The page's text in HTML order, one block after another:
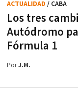
Los tres
Autódromo
Fórmula 1
ACTUALIDAD / CABA
PorJ.M.